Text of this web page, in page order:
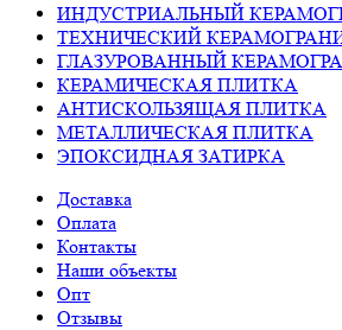
ИНДУСТРИАЛЬНЫЙ
ТЕХНИЧЕСКИЙ
ГЛАЗУРОВАННЫЙ
КЕРАМИЧЕСКАЯ ПЛИТКА
АНТИСКОЛЬЗЯЩАЯ ПЛИТКА
МЕТАЛЛИЧЕСКАЯ ПЛИТКА
ЭПОКСИДНАЯ ЗАТИРКА
Доставка
Оплата
Контакты
Наши объекты
Опт
Отзывы